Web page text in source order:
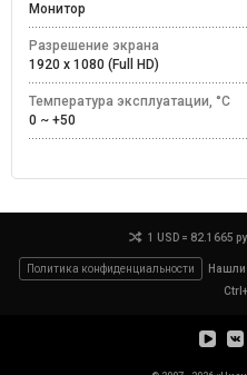
Монитор
Разрешение экрана
1920 x 1080 (Full HD)
Температура эксплуатации, °C
0 ~ +50
1 USD = 82.1665
Политика конфиденциальности
Нашли